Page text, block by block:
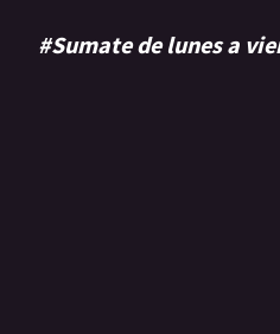
#Sumate de lunes a